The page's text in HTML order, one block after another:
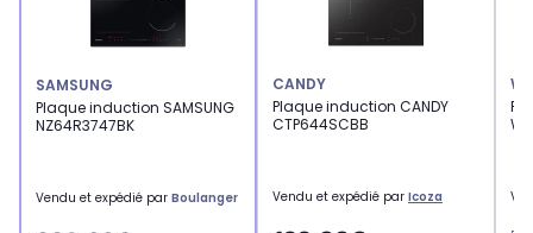
SAMSUNG
Plaque induction SAMSUNG
NZ64R3747BK
Vendu et expédié par Boulanger
CANDY
Plaque induction CANDY
CTP644SCBB
Vendu et expédié par Icoza